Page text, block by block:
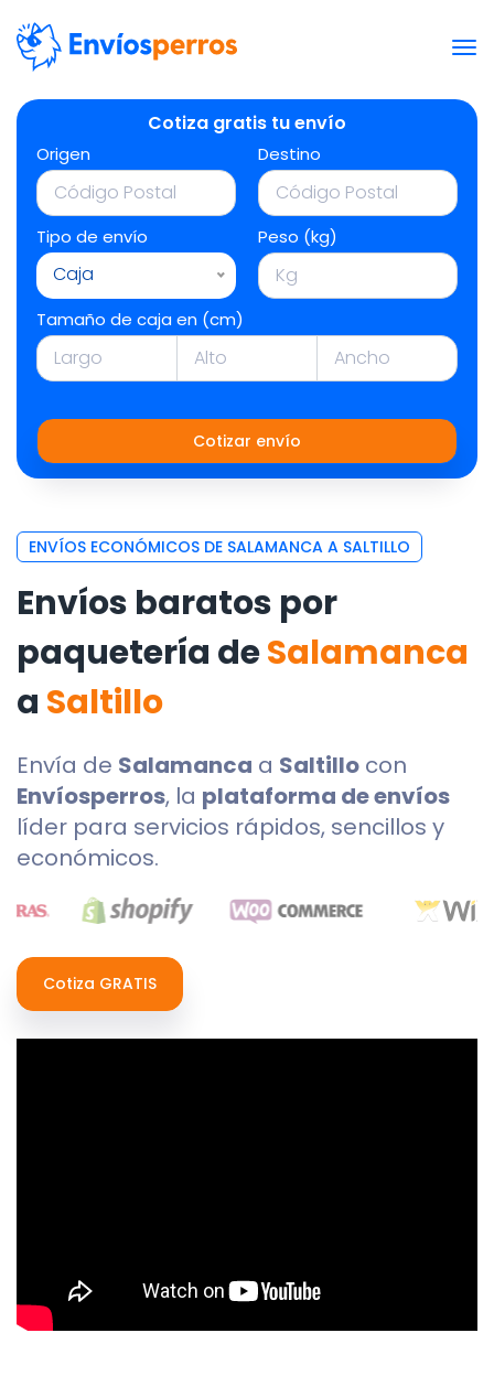
Cotiza gratis tu envío
Origen Destino
Tipo de envío
Caja
Peso (kg)
Tamaño de caja en (cm)
Cotizar envío
ENVÍOS ECONÓMICOS DE SALAMANCA A SALTILLO
Envíos baratos por
paquetería deSalamanca
a Saltillo
Envía de Salamanca a Saltillo con
Envíosperros, la plataforma de envíos
líder para servicios rápidos, sencillos y
económicos.
Cotiza GRATIS